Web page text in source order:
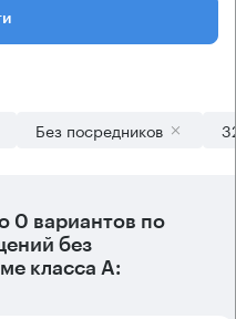
Без посредников
0 вариантов по
без
класса А: